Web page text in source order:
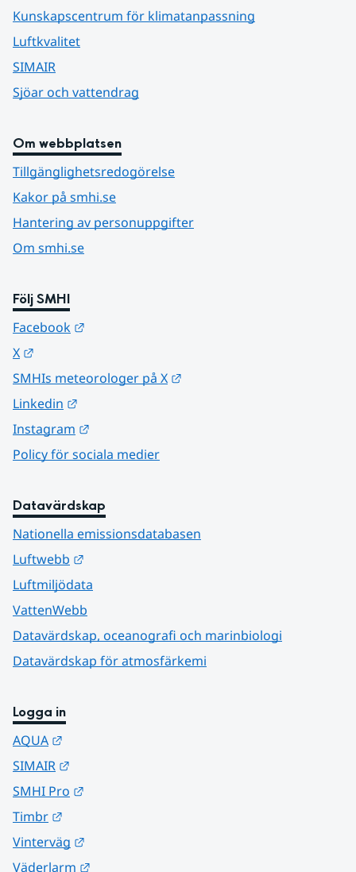
Kunskapscentrum för klimatanpassning
Luftkvalitet
SIMAIR
Sjöar och vattendrag
Om webbplatsen
Tillgänglighetsredogörelse
Kakor på smhi.se
Hantering av personuppgifter
Om smhi.se
Följ SMHI
Facebook
X
SMHIs meteorologer på X
Linkedin
Instagram
Policy för sociala medier
Datavärdskap
Nationella emissionsdatabasen
Luftwebb
Luftmiljödata
VattenWebb
Datavärdskap, oceanografi och marinbiologi
Datavärdskap för atmosfärkemi
Logga in
AQUA
SIMAIR
SMHI Pro
Timbr
Vinterväg
Väderlarm